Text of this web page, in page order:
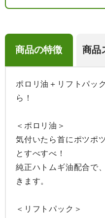
商品の特徴 商品
ポロリ油＋リフトパッ
ら！
＜ポロリ油＞
気付いたら首にポツポ
とすべすべ！
純正ハトムギ油配合で
きます。
＜リフトパック＞